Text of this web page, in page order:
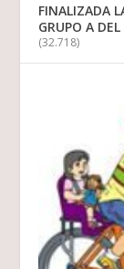
FINALIZADA
GRUPO A
(32.718)